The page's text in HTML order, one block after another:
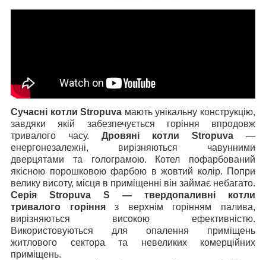
Сучасні котли Stropuva мають унікальну конструкцію,
завдяки якій забезпечується горіння впродовж
тривалого часу. Дровяні котли Stropuva —
енергонезалежні, вирізняються чавунними
дверцятами та голограмою. Котел пофарбований
якісною порошковою фарбою в жовтий колір. Попри
велику висоту, місця в приміщенні він займає небагато.
Серія Stropuva S — твердопаливні котли
тривалого горінняз верхнім горінням палива,
вирізняються високою ефективністю.
Використовуються для опалення приміщень
житлового сектора та невеликих комерційних
приміщень.